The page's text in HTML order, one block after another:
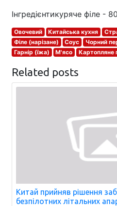
Інгредієнтикуряче філе -
Овочевий Китайська кухня
Філе (нарізане)
Соус Чорний
Гарнір (їжа)
М'ясо Картопляне
Related posts
Китай прийняв рішення
безпілотних літальних